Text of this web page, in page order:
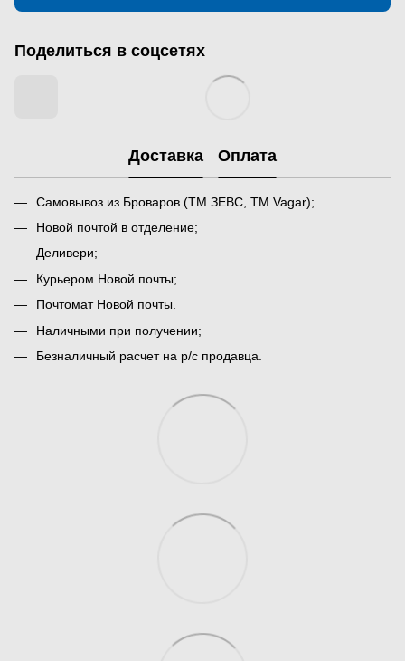
Поделиться в соцсетях
Доставка Оплата
Самовывоз из Броваров (ТМ ЗЕВС, ТМ Vagar);
Новой почтой в отделение;
Деливери;
Курьером Новой почты;
Почтомат Новой почты.
Наличными при получении;
Безналичный расчет на р/с продавца.